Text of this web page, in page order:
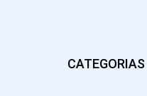
CATEGORIAS